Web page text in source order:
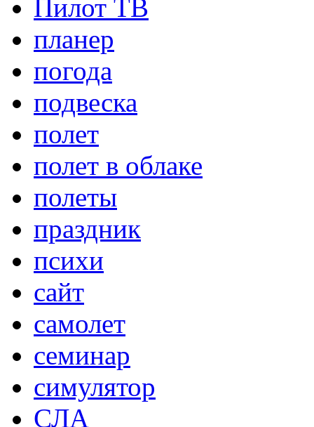
Пилот ТВ
планер
погода
подвеска
полет
полет в облаке
полеты
праздник
психи
сайт
самолет
семинар
симулятор
СЛА